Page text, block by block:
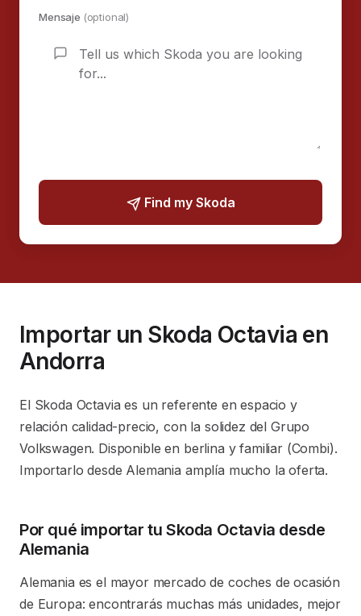
Mensaje (optional)
Find my Skoda
Importar un Skoda Octavia en
Andorra
El Skoda Octavia es un referente en espacio y
relación calidad-precio, con la solidez del Grupo
Volkswagen. Disponible en berlina y familiar (Combi).
Importarlo desde Alemania amplía mucho la oferta.
Por qué importar tu Skoda Octavia desde
Alemania
Alemania es el mayor mercado de coches de ocasión
de Europa: encontrarás muchas más unidades, mejor